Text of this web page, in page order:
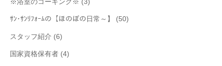
ｻﾝ･ｻﾝﾘﾌｫｰﾑの【ほのぼの日常～】 (50)
スタッフ紹介 (6)
国家資格保有者 (4)